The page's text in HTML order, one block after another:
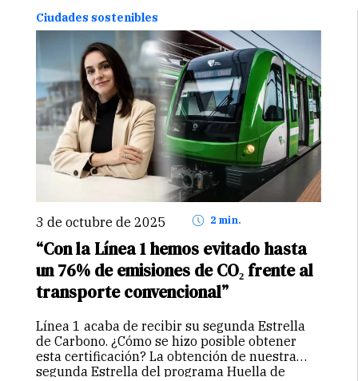
comunidades? Estas…
Ciudades sostenibles
3 de octubre de 2025 2 min.
“Con la Línea 1 hemos evitado hasta
un 76% de emisiones de CO₂ frente al
transporte convencional”
Línea 1 acaba de recibir su segunda Estrella
de Carbono. ¿Cómo se hizo posible obtener
esta certificación? La obtención de nuestra
segunda Estrella del programa Huella de